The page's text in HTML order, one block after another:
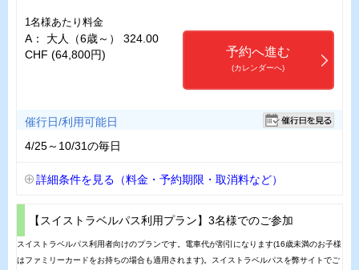
1名様あたり料金
A： 大人（6歳～） 324.00
CHF (64,800円)
予約へ進む
(カレンダーへ)
催行日/利用可能日
4/25～10/31の毎日
詳細条件を見る（料金・予約期限・取消料など）
【スイストラベルパス利用プラン】3名様でのご参加
スイストラベルパス利用者向けのプランです。電車代が割引になります(16歳未満のお子様
はファミリーカードをお持ちの場合も適用されます)。スイストラベルパスを弊サイトでご